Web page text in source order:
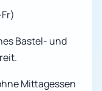
Bastel- und
Mittagessen